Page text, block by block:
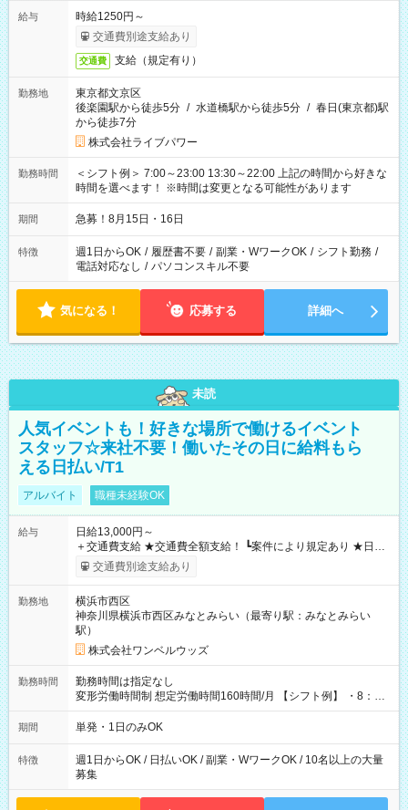
給与
時給1250円～
交通費別途支給あり
交通費 支給（規定有り）
勤務地
東京都文京区
後楽園駅から徒歩5分 / 水道橋駅から徒歩5分 / 春日(東京都)駅
から徒歩7分
株式会社ライブパワー
勤務時間
＜シフト例＞ 7:00～23:00 13:30～22:00 上記の時間から好きな
時間を選べます！ ※時間は変更となる可能性があります
期間 急募！8月15日・16日
特徴 週1日からOK / 履歴書不要 / 副業・WワークOK / シフト勤務 /
電話対応なし / パソコンスキル不要
気になる！ 応募する 詳細へ
未読
人気イベントも！好きな場所で働けるイベント
スタッフ☆来社不要！働いたその日に給料もら
える日払い/T1
アルバイト 職種未経験OK
給与
日給13,000円～
＋交通費支給 ★交通費全額支給！ ┗案件により規定あり ★日払
いOK！（規定あり） ┗働いたその日に現金GET♪ お仕事後はコ
ンビニATMから 日払い分を引き落とせます！ 【試用期間】試
交通費別途支給あり
勤務地
横浜市西区
神奈川県横浜市西区みなとみらい（最寄り駅：みなとみらい
駅）
株式会社ワンベルウッズ
勤務時間
勤務時間は指定なし
変形労働時間制 想定労働時間160時間/月 【シフト例】 ・8：00
～21：00
期間 単発・1日のみOK
特徴
週1日からOK / 日払いOK / 副業・WワークOK / 10名以上の大量
募集